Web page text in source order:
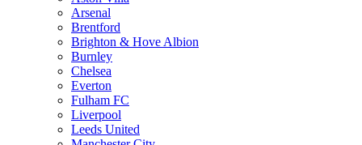
Arsenal
Brentford
Brighton & Hove Albion
Burnley
Chelsea
Everton
Fulham FC
Liverpool
Leeds United